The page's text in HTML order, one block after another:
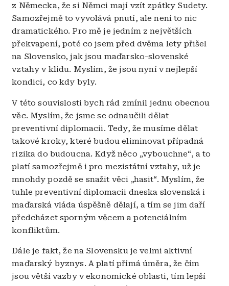
z Německa, že si Němci mají vzít zpátky Sudety.
Samozřejmě to vyvolává pnutí, ale není to nic
dramatického. Pro mě je jedním z největších
překvapení, poté co jsem před dvěma lety přišel
na Slovensko, jak jsou maďarsko-slovenské
vztahy v klidu. Myslím, že jsou nyní v nejlepší
kondici, co kdy byly.
V této souvislosti bych rád zmínil jednu obecnou
věc. Myslím, že jsme se odnaučili dělat
preventivní diplomacii. Tedy, že musíme dělat
takové kroky, které budou eliminovat případná
rizika do budoucna. Když něco „vybouchne“, a to
platí samozřejmě i pro mezistátní vztahy, už je
mnohdy pozdě se snažit věci „hasit“. Myslím, že
tuhle preventivní diplomacii dneska slovenská i
maďarská vláda úspěšně dělají, a tím se jim daří
předcházet sporným věcem a potenciálním
konfliktům.
Dále je fakt, že na Slovensku je velmi aktivní
maďarský byznys. A platí přímá úměra, že čím
jsou větší vazby v ekonomické oblasti, tím lepší